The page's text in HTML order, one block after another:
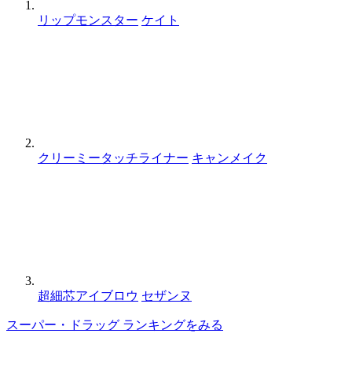
リップモンスター ケイト
クリーミータッチライナー キャンメイク
超細芯アイブロウ セザンヌ
スーパー・ドラッグ ランキングをみる